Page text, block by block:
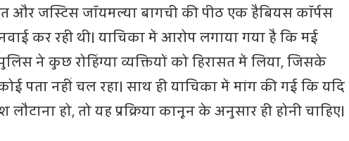
और जस्टिस जॉयमल्या बागची की पीठ एक हैबियस कॉर्पस
कर रही थी। याचिका में आरोप लगाया गया है कि मई
ने कुछ रोहिंग्या व्यक्तियों को हिरासत में लिया, जिसके
पता नहीं चल रहा। साथ ही याचिका में मांग की गई कि यदि
हो, तो यह प्रक्रिया कानून के अनुसार ही होनी चाहिए।